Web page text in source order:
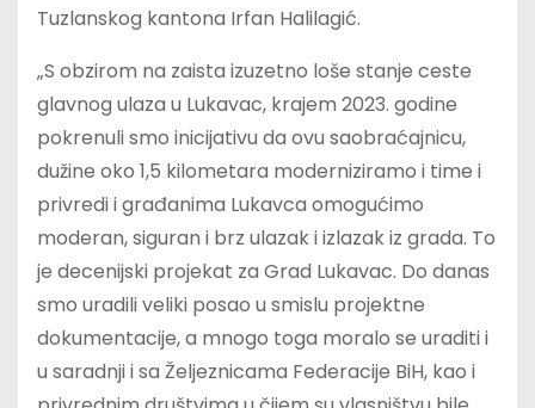
Tuzlanskog kantona Irfan Halilagić.
„S obzirom na zaista izuzetno loše stanje ceste
glavnog ulaza u Lukavac, krajem 2023. godine
pokrenuli smo inicijativu da ovu saobraćajnicu,
dužine oko 1,5 kilometara moderniziramo i time i
privredi i građanima Lukavca omogućimo
moderan, siguran i brz ulazak i izlazak iz grada. To
je decenijski projekat za Grad Lukavac. Do danas
smo uradili veliki posao u smislu projektne
dokumentacije, a mnogo toga moralo se uraditi i
u saradnji i sa Željeznicama Federacije BiH, kao i